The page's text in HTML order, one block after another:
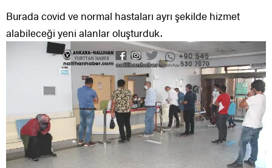
Burada covid ve normal hastaları ayrı şekilde hizmet
alabileceği yeni alanlar oluşturduk.